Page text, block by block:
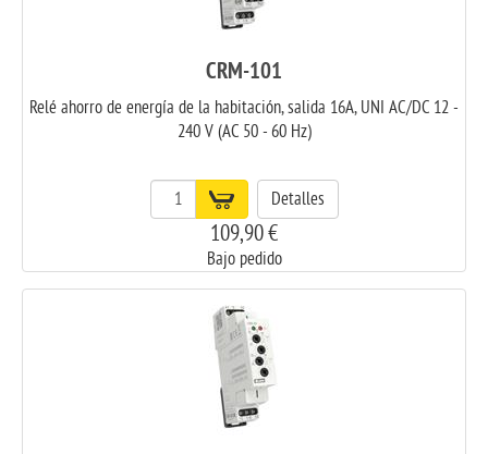
CRM-101
Relé ahorro de energía de la habitación, salida 16A, UNI AC/DC 12 -
240 V (AC 50 - 60 Hz)
Detalles
109,90 €
Bajo pedido